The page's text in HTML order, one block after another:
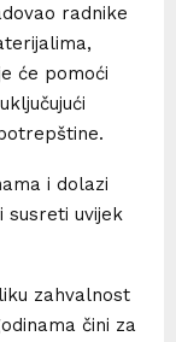
radnike
će pomoći
i dolazi
susreti uvijek
zahvalnost
čini za